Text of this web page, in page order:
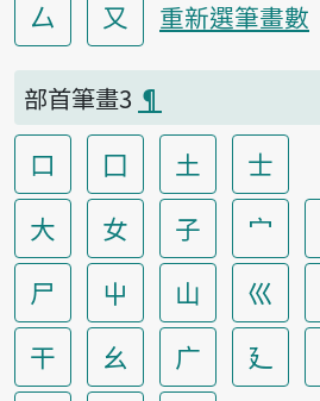
厶 又 重新選筆畫數
部首筆畫3 ¶
口 囗 土 士
大
女 子 宀
尸
屮 山 巛
干
幺 广 廴